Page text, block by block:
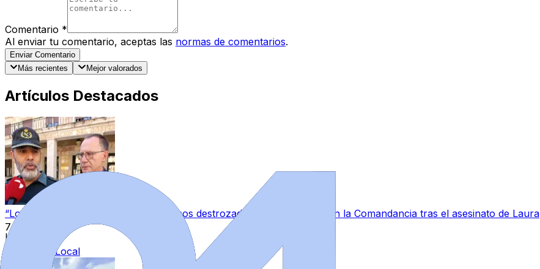
Comentario *
Al enviar tu comentario, aceptas las normas de comentarios.
Enviar Comentario
Más recientes
Mejor valorados
Artículos Destacados
“Los guardias civiles de Zamora estamos destrozados”: la conmoción en la Comandancia tras el asesinato de Laura
7 ago 2026
|
Local